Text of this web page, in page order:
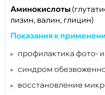
Аминокислоты
лизин, валин, глицин)
Показания к
профилактика фото-
синдром
восстановление